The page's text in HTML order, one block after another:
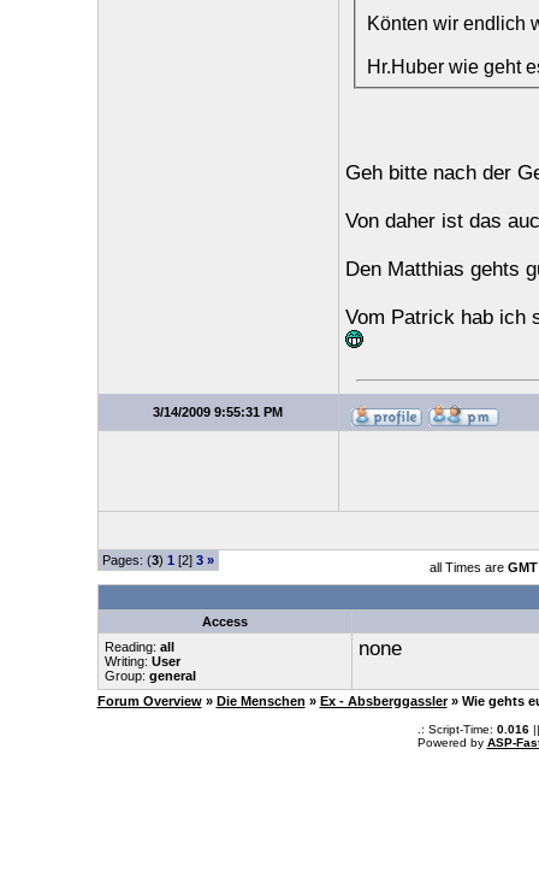
Könten wir endlich
Hr.Huber wie geht
Geh bitte nach der
Von daher ist das
Den Matthias gehts
Vom Patrick hab ich
3/14/2009 9:55:31 PM
Pages: (3) 1 [2] 3 » all Times are
Access
Reading: all
Writing: User
Group: general
none
Forum Overview » Die Menschen » Ex - Absberggassler » Wie gehts
.: Script-Time: 0.016||
Powered by ASP-